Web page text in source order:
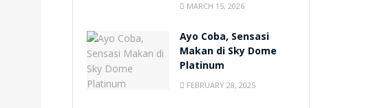
MARCH 15, 2026
Ayo Coba, Sensasi
Makan di Sky Dome
Platinum
FEBRUARY 28, 2025